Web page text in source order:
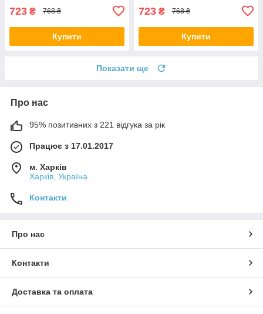
723 ₴ 768 ₴
Купити
723 ₴ 768 ₴
Купити
Показати ще
Про нас
95% позитивних з 221 відгука за рік
Працює з 17.01.2017
м. Харків
Харків, Україна
Контакти
Про нас
Контакти
Доставка та оплата